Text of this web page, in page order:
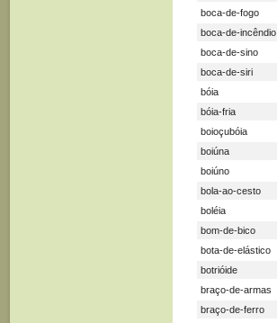
boca-de-fogo
boca-de-incêndio
boca-de-sino
boca-de-siri
bóia
bóia-fria
boioçubóia
boiúna
boiúno
bola-ao-cesto
boléia
bom-de-bico
bota-de-elástico
botrióide
braço-de-armas
braço-de-ferro